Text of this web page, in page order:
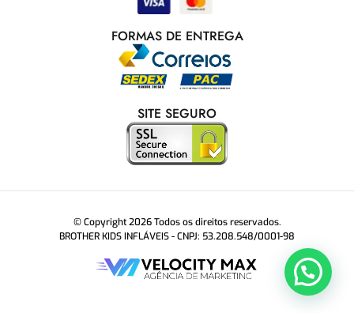
FORMAS DE ENTREGA
SITE SEGURO
© Copyright 2026 Todos os direitos reservados.
BROTHER KIDS INFLÁVEIS - CNPJ: 53.208.548/0001-98